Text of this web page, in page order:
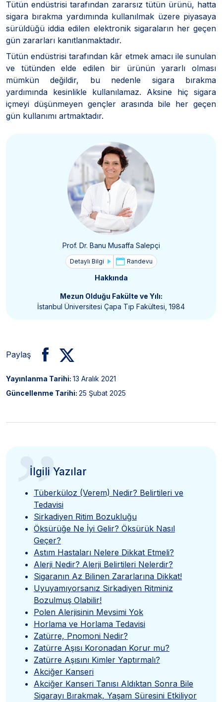
Tütün endüstrisi tarafından zararsız tütün ürünü, hatta
sigara bırakma yardımında kullanılmak üzere piyasaya
sürüldüğü iddia edilen elektronik sigaraların her geçen
gün zararları kanıtlanmaktadır.
Tütün endüstrisi tarafından kâr etmek amacı ile sunulan
ve tütünden elde edilen bir ürünün yararlı olması
mümkün değildir, bu nedenle sigara bırakma
yardımında kesinlikle kullanılamaz. Aksine hiç sigara
içmeyi düşünmeyen gençler arasında bile her geçen
gün kullanımı artmaktadır.
Prof. Dr. Banu Musaffa Salepçi
Detaylı Bilgi Randevu
Hakkında
Mezun Olduğu Fakülte ve Yılı:
İstanbul Üniversitesi Çapa Tıp Fakültesi, 1984
Paylaş
Yayınlanma Tarihi: 13 Aralık 2021
Güncellenme Tarihi: 25 Şubat 2025
”
İlgili Yazılar
Tüberküloz (Verem) Nedir? Belirtileri ve
Tedavisi
Sirkadiyen Ritim Bozukluğu
Öksürüğe Ne İyi Gelir? Öksürük Nasıl
Geçer?
Astım Hastaları Nelere Dikkat Etmeli?
Alerji Nedir? Alerji Belirtileri Nelerdir?
Sigaranın Az Bilinen Zararlarına Dikkat!
Uyuyamıyorsanız Sirkadiyen Ritminiz
Bozulmuş Olabilir!
Polen Alerjisinin Mevsimi Yok
Horlama ve Horlama Tedavisi
Zatürre, Pnomoni Nedir?
Zatürre Aşısı Koronadan Korur mu?
Zatürre Aşısını Kimler Yaptırmalı?
Akciğer Kanseri
Akciğer Kanseri Tanısı Aldıktan Sonra Bile
Sigarayı Bırakmak, Yaşam Süresini Etkiliyor